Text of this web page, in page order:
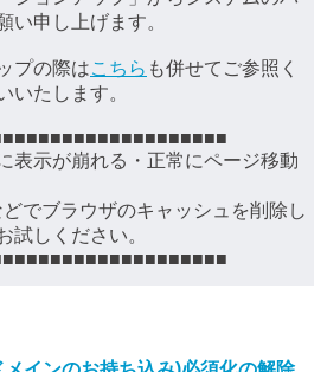
い申し上げます。
プの際はこちら も併せてご参照く
いたします。
表示が崩れる・正常にページ移動
どでブラウザのキャッシュを削除し
試しください。